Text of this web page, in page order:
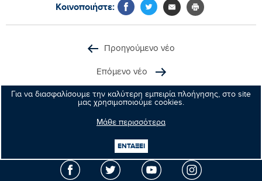
Για να διασφαλίσουμε την καλύτερη εμπειρία πλοήγησης, στο site
μας χρησιμοποιούμε cookies.
Μάθε περισσότερα
ΕΝΤΑΞΕΙ
Κοινοποιήστε:
Προηγούμενο νέο
Επόμενο νέο
Μανώλης
Ευρωβουλευτής